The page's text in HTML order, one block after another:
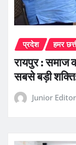
प्रदेश हमर
रायपुर : समाज
सबसे बड़ी
Junior